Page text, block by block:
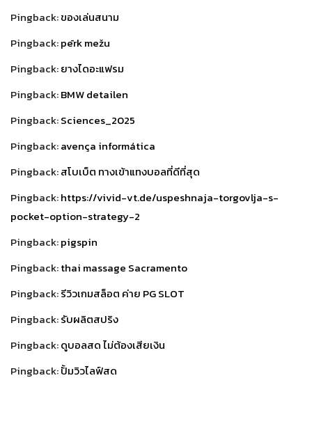
Pingback:ของเล่นสนาม
Pingback:pērk mežu
Pingback:ยางไดอะแฟรม
Pingback:BMW detailen
Pingback:Sciences_2025
Pingback:avença informática
Pingback:สโบเบ็ต ทางเข้าแทงบอลที่ดีที่สุด
Pingback:https://vivid-vt.de/uspeshnaja-torgovlja-s-
pocket-option-strategy-2
Pingback:pigspin
Pingback:thai massage Sacramento
Pingback:รีวิวเกมสล็อต ค่าย PG SLOT
Pingback:รับผลิตสปริง
Pingback:ดูบอลสด ไม่ต้องเสียเงิน
Pingback:ปั้มวิวไลฟ์สด